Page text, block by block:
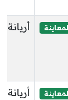
أريانة
أريانة